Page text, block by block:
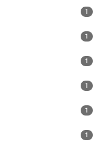
1
1
1
1
1
1